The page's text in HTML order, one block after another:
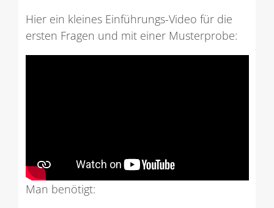
Hier ein kleines Einführungs-Video für die
ersten Fragen und mit einer Musterprobe:
Man benötigt: